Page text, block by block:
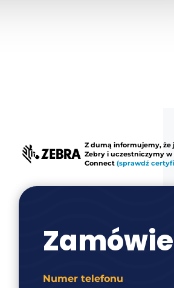
Z dumą informujemy,
Zebry i uczestniczymy
Connect (sprawdź
Numer telefonu